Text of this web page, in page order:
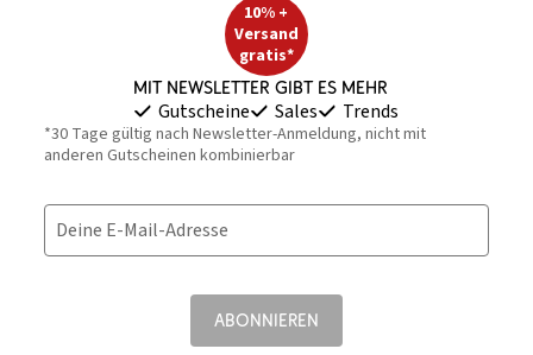
10% +
Versand
gratis*
Mit Newsletter gibt es mehr
Gutscheine Sales Trends
*30 Tage gültig nach Newsletter-Anmeldung, nicht mit
anderen Gutscheinen kombinierbar
Deine E-Mail-Adresse
ABONNIEREN